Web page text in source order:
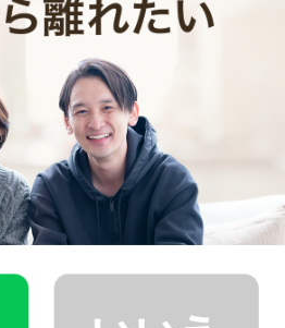
記事全文を見る
ュー一覧を見る
事代行キャストの声
トAさん (家事歴10年)